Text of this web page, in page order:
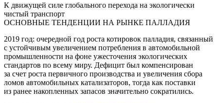
К движущей силе глобального перехода на экологически
чистый транспорт
ОСНОВНЫЕ ТЕНДЕНЦИИ НА РЫНКЕ ПАЛЛАДИЯ
2019 год: очередной год роста котировок палладия, связанный
с устойчивым увеличением потребления в автомобильной
промышленности на фоне ужесточения экологических
стандартов по всему миру. Дефицит был компенсирован
за счет роста первичного производства и увеличения сбора
ломов автомобильных катализаторов, тогда как поставки
из ранее накопленных запасов значительно сократились.